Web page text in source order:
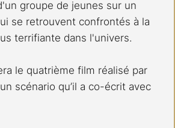
groupe de jeunes sur un
se retrouvent confrontés à la
terrifiante dans l'univers.
le quatrième film réalisé par
scénario qu’il a co-écrit avec